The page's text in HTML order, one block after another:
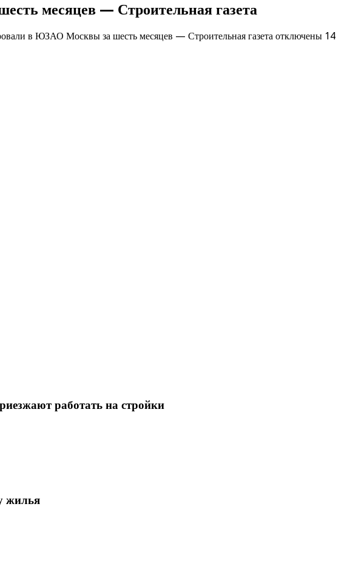
месяцев — Строительная газета
в ЮЗАО Москвы за шесть месяцев — Строительная газета отключены 14
работать на стройки
жилья